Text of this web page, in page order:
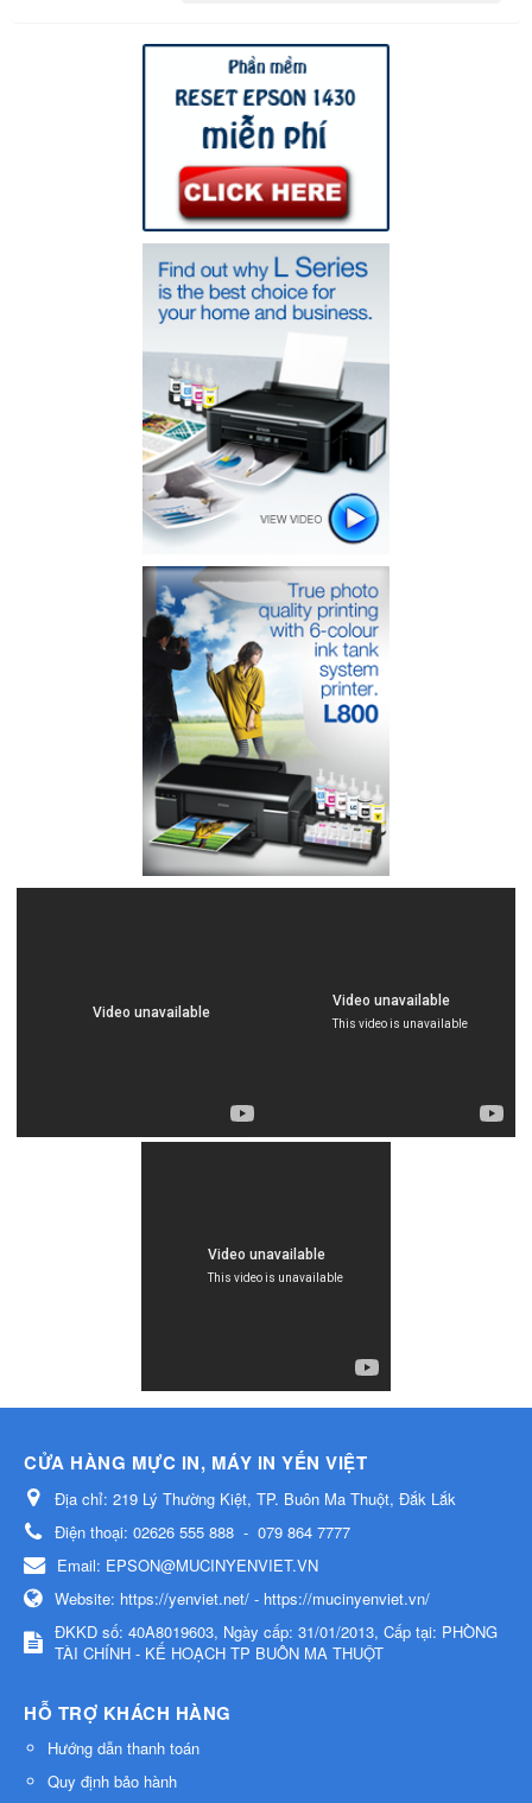
CỬA HÀNG MỰC IN, MÁY IN YẾN VIỆT
Địa chỉ: 219 Lý Thường Kiệt, TP. Buôn Ma Thuột, Đắk Lắk
Điện thoại: 02626 555 888 - 079 864 7777
Email: EPSON@MUCINYENVIET.VN
Website: https://yenviet.net/ - https://mucinyenviet.vn/
ĐKKD số: 40A8019603, Ngày cấp: 31/01/2013, Cấp tại: PHÒNG
TÀI CHÍNH - KẾ HOẠCH TP BUÔN MA THUỘT
HỖ TRỢ KHÁCH HÀNG
Hướng dẫn thanh toán
Quy định bảo hành